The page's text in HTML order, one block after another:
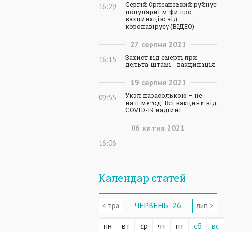
16:29
Сергій Орлеанський руйнує
популярні міфи про
вакцинацію від
коронавірусу (ВІДЕО)
27 серпня 2021
16:15
Захист від смерті при
дельта-штамі - вакцинація
19 серпня 2021
09:55
Укол парасолькою – не
наш метод. Всі вакцини від
COVID-19 надійні
06 квітня 2021
16:06
Календар статей
< тра ЧЕРВЕНЬ ' 26 лип >
пн вт ср чт пт сб вс